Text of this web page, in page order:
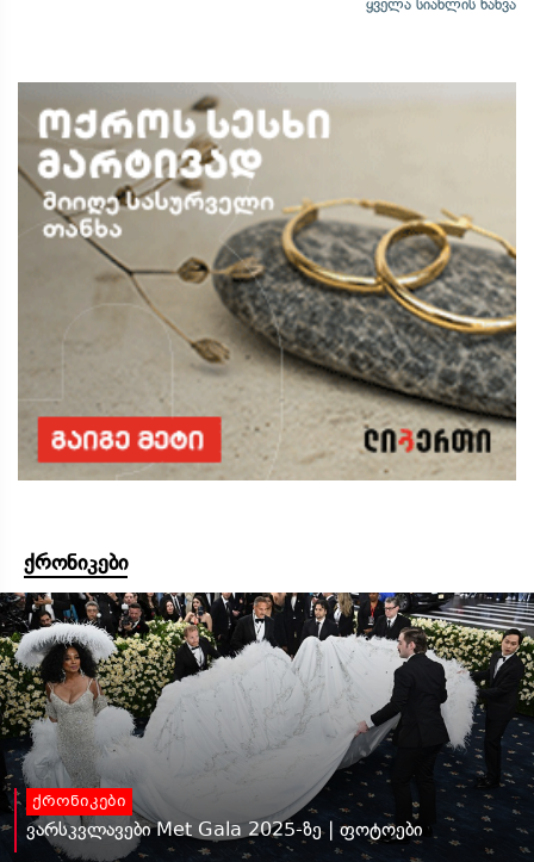
ყველა სიახლის ნახვა
ქრონიკები
ქრონიკები
ვარსკვლავები Met Gala 2025-ზე | ფოტოები